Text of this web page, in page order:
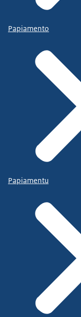
Papiamento
Papiamentu